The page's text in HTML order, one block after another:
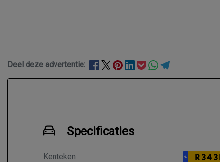
Deel deze advertentie:
Specificaties
Kenteken NL